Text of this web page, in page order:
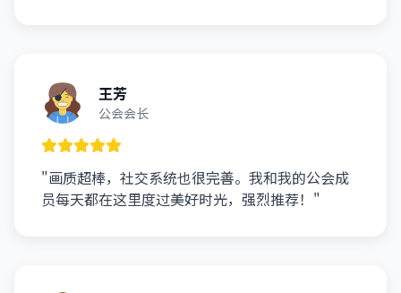
王芳
公会会长
"画质超棒，社交系统也很完善。我和我的公会成
员每天都在这里度过美好时光，强烈推荐！"